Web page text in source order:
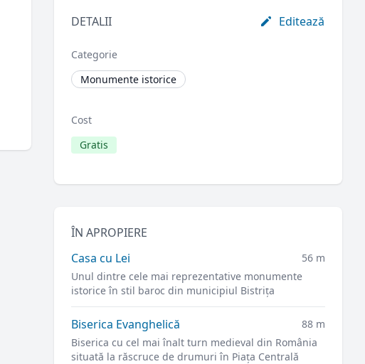
DETALII Editează
Categorie
Monumente istorice
Cost
Gratis
ÎN APROPIERE
Casa cu Lei
56 m
Unul dintre cele mai reprezentative monumente
istorice în stil baroc din municipiul Bistrița
Biserica Evanghelică
88 m
Biserica cu cel mai înalt turn medieval din România
situată la răscruce de drumuri în Piața Centrală